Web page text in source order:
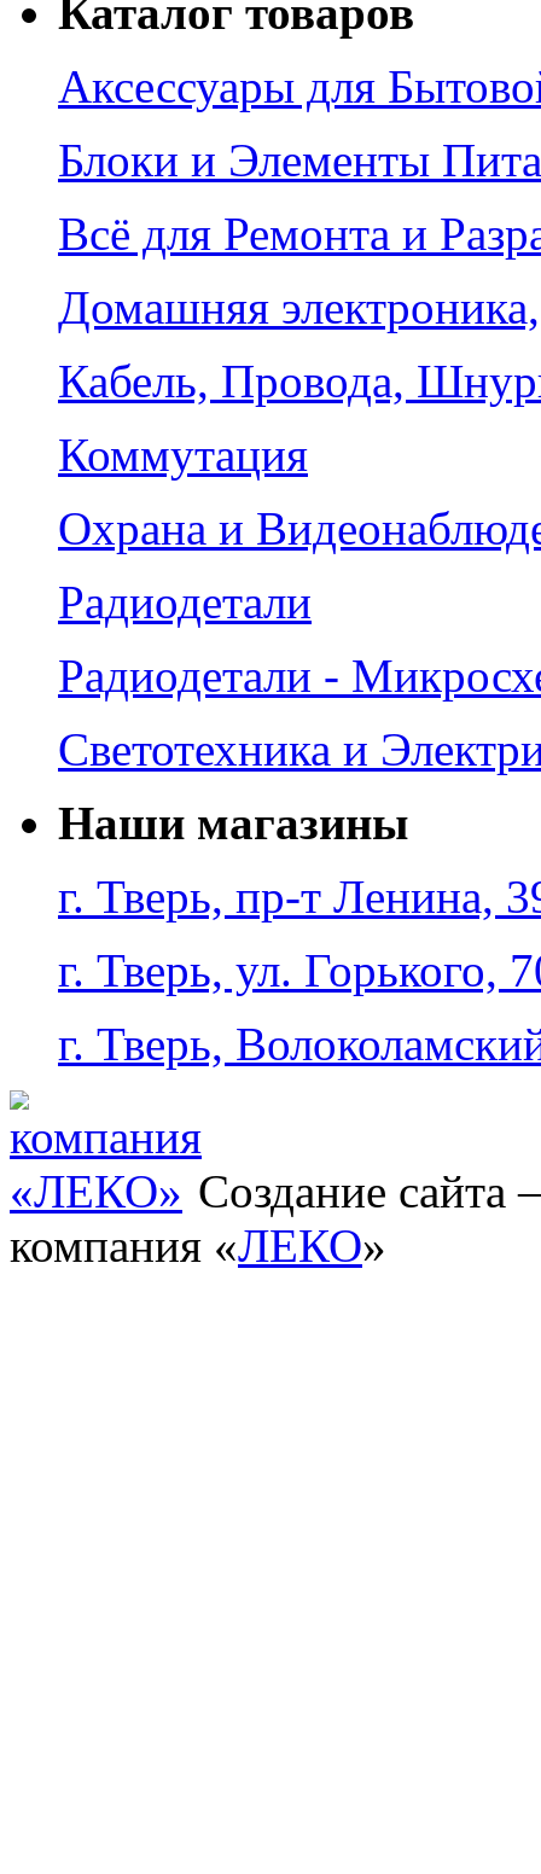
Каталог товаров
Аксессуары для
Блоки и Элементы
Всё для Ремонта и
Домашняя
Кабель, Провода,
Коммутация
Охрана и
Радиодетали
Радиодетали -
Светотехника и
Наши магазины
г. Тверь, пр-т Ленина,
г. Тверь, ул. Горького,
г. Тверь,
Создание сайта
компания «ЛЕКО»